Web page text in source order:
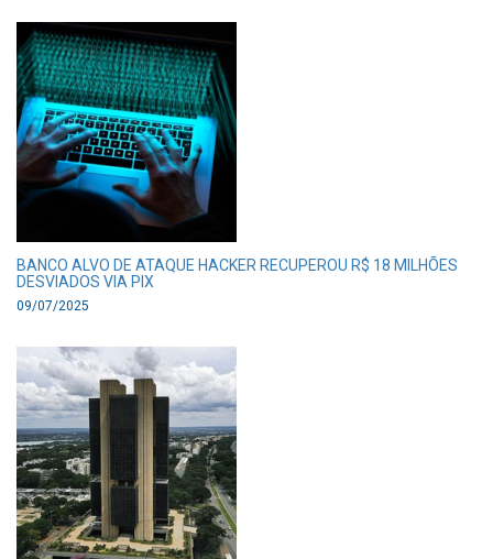
BANCO ALVO DE ATAQUE HACKER RECUPEROU R$ 18 MILHÕES
DESVIADOS VIA PIX
09/07/2025